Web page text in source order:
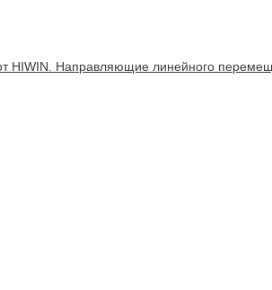
HIWIN. Направляющие линейного